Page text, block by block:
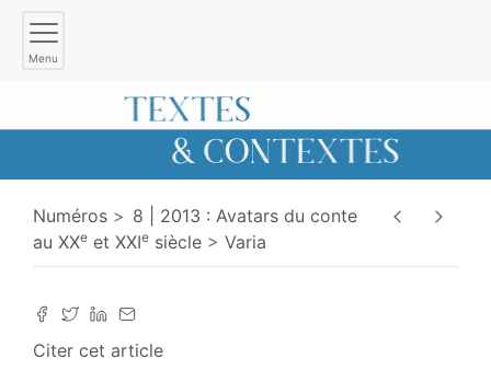
Menu
Numéros
8 | 2013 : Avatars du conte
au XXe et XXIe siècle Varia
Citer cet article